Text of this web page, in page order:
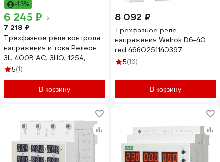
-13%
6 245 ₽
7 218 ₽
Трехфазное реле контроля
напряжения и тока Релеон
3L, 400В AC, 3НО, 125А,
RV423840092
5(1)
В корзину
8 092 ₽
Трехфазное реле
напряжения Welrok D6-40
red 4660251140397
5(16)
В корзину